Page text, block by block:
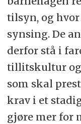
tilsyn, og
synsing. De
derfor stå i
tillitskultur
som skal
krav i et
gjøre mer for